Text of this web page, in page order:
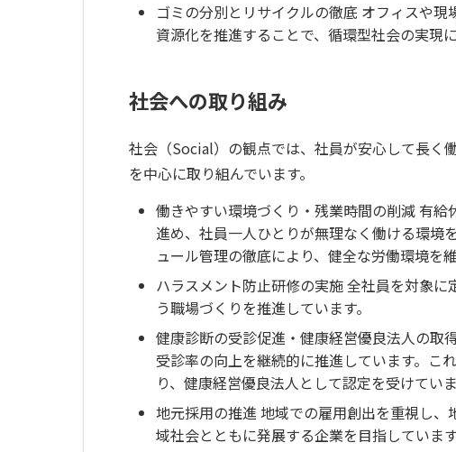
ゴミの分別とリサイクルの徹底 オフィスや
資源化を推進することで、循環型社会の実現
社会への取り組み
社会（Social）の観点では、社員が安心して長く
を中心に取り組んでいます。
働きやすい環境づくり・残業時間の削減 有
進め、社員一人ひとりが無理なく働ける環境
ュール管理の徹底により、健全な労働環境を
ハラスメント防止研修の実施 全社員を対象
う職場づくりを推進しています。
健康診断の受診促進・健康経営優良法人の取
受診率の向上を継続的に推進しています。こ
り、健康経営優良法人として認定を受けていま
地元採用の推進 地域での雇用創出を重視し
域社会とともに発展する企業を目指しています